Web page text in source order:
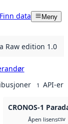
Finn data Meny
Raw edition 1.0
1 API-er
CRONOS-1
Åpen lisenscsv